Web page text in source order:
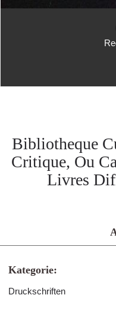
Bibliotheque
Critique, Ou
Livres
Kategorie:
Druckschriften